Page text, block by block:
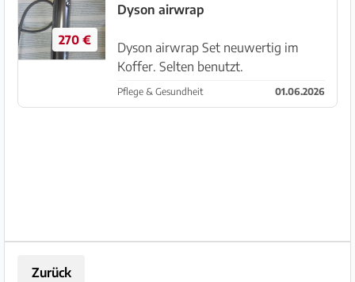
Kinn/Halspartie,
für Kosmetikstudio/Schön...
270 €
Dyson airwrap
Dyson airwrap Set neuwertig im
Koffer. Selten benutzt.
Pflege & Gesundheit 01.06.2026
Zurück